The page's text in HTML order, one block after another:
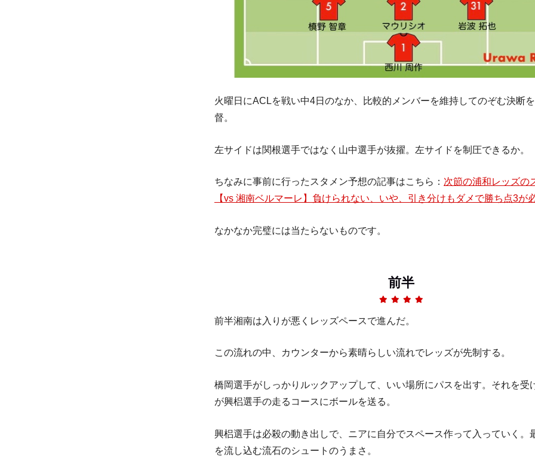
火曜日にACLを戦い中4日のなか、比較的メンバーを維持してのぞむ決断
督。
左サイドは関根選手ではなく山中選手が抜擢。左サイドを制圧できるか。
ちなみに事前に行ったスタメン予想の記事はこちら： 次節の浦和レッズの
【vs 湘南ベルマーレ】負けられない、いや、引き分けもダメで勝ち点3が
なかなか完璧には当たらないものです。
前半
前半湘南は入りが悪くレッズペースで進んだ。
この流れの中、カウンターから素晴らしい流れでレッズが先制する。
橋岡選手がしっかりルックアップして、いい場所にパスを出す。それを受
が興梠選手の走るコースにボールを送る。
興梠選手は必殺の動き出しで、ニアに自分でスペース作って入っていく。
を流し込む流石のシュートのうまさ。